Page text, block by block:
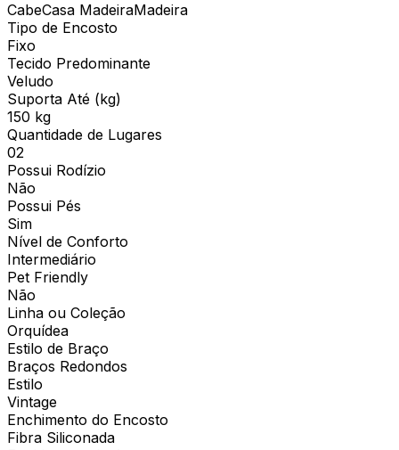
CabeCasa MadeiraMadeira
Tipo de Encosto
Fixo
Tecido Predominante
Veludo
Suporta Até (kg)
150 kg
Quantidade de Lugares
02
Possui Rodízio
Não
Possui Pés
Sim
Nível de Conforto
Intermediário
Pet Friendly
Não
Linha ou Coleção
Orquídea
Estilo de Braço
Braços Redondos
Estilo
Vintage
Enchimento do Encosto
Fibra Siliconada